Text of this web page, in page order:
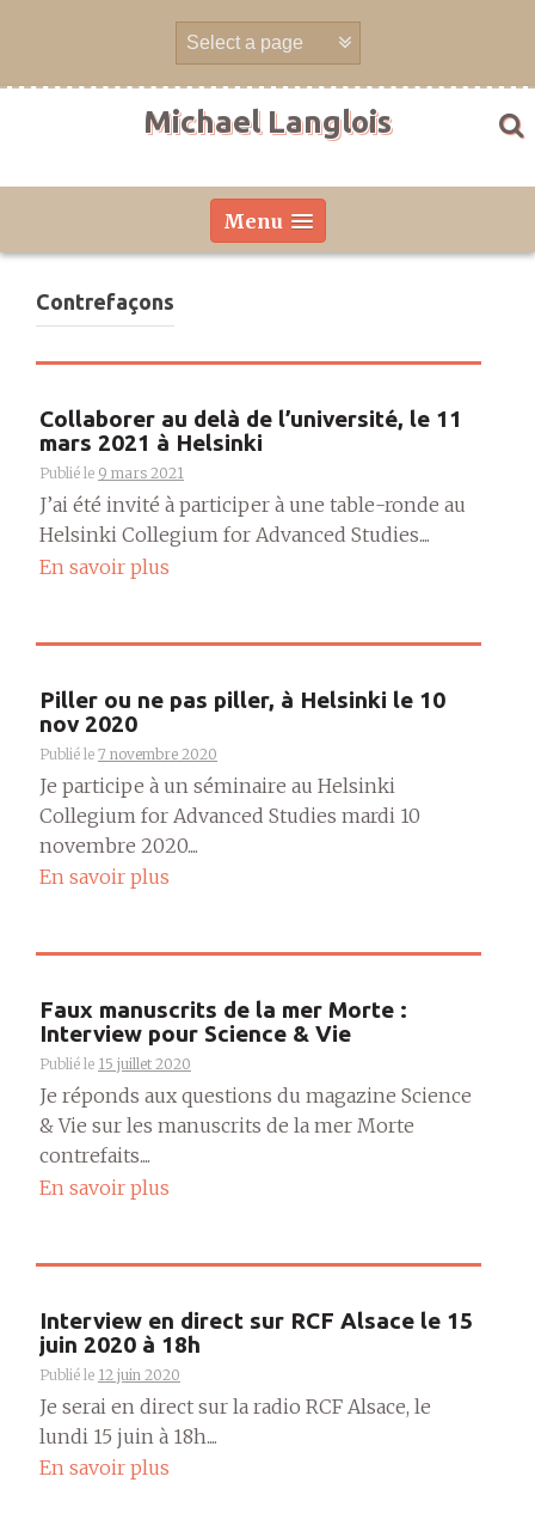
Michael Langlois
Menu
Contrefaçons
Collaborer au delà de l’université, le 11
mars 2021 à Helsinki
Publié le 9 mars 2021
J’ai été invité à participer à une table-ronde au
Helsinki Collegium for Advanced Studies....
En savoir plus
Piller ou ne pas piller, à Helsinki le 10
nov 2020
Publié le 7 novembre 2020
Je participe à un séminaire au Helsinki
Collegium for Advanced Studies mardi 10
novembre 2020....
En savoir plus
Faux manuscrits de la mer Morte :
Interview pour Science & Vie
Publié le 15 juillet 2020
Je réponds aux questions du magazine Science
& Vie sur les manuscrits de la mer Morte
contrefaits....
En savoir plus
Interview en direct sur RCF Alsace le 15
juin 2020 à 18h
Publié le 12 juin 2020
Je serai en direct sur la radio RCF Alsace, le
lundi 15 juin à 18h....
En savoir plus